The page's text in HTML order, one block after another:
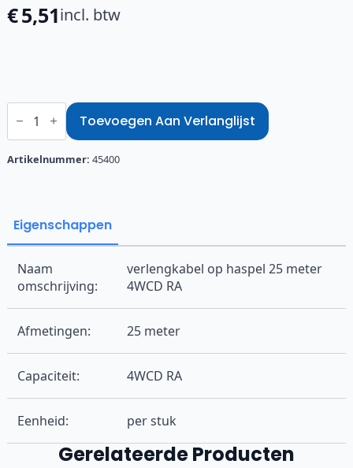
€5,51incl. btw
Verlengkabel
op
25
meter
Toevoegen Aan Verlanglijst
Artikelnummer: 45400
Eigenschappen
Naam
omschrijving:
verlengkabel op haspel 25 meter
4WCD RA
Afmetingen: 25 meter
Capaciteit: 4WCD RA
Eenheid: per stuk
Gerelateerde Producten